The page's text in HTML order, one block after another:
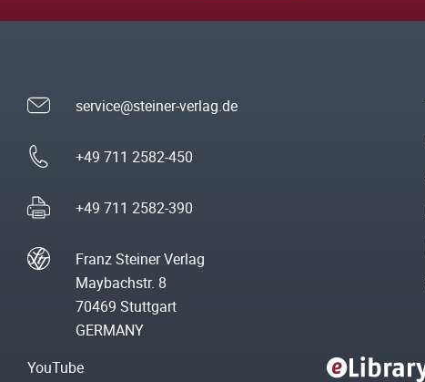
service@steiner-verlag.de
+49 711 2582-450
+49 711 2582-390
Franz Steiner Verlag
Maybachstr. 8
70469 Stuttgart
GERMANY
YouTube